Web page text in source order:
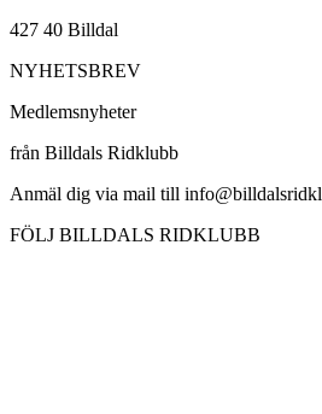
427 40 Billdal
NYHETSBREV
Medlemsnyheter
från Billdals Ridklubb
Anmäl dig via mail till
FÖLJ BILLDALS RIDKLUBB